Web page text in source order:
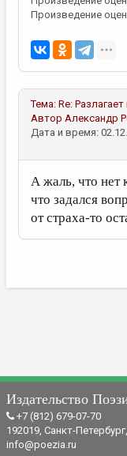
Произведение
Тема: Re:
Автор Александр
Дата и время:
А жаль, что нет
что задался
от страха-то
Издательство
+7 (812) 679-07-70
192019, Санкт-
info@poezia.ru